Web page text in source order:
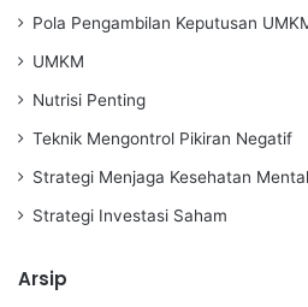
Pola Pengambilan Keputusan
UMKM
Nutrisi Penting
Teknik Mengontrol Pikiran Negatif
Strategi Menjaga Kesehatan Mental
Strategi Investasi Saham
Arsip